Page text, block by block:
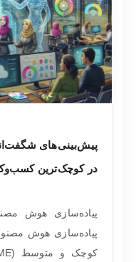
در کوچک‌ترین